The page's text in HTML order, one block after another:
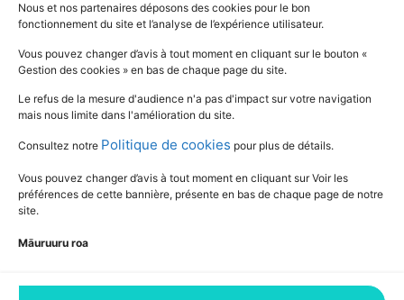
Nous et nos partenaires déposons des cookies pour le bon
fonctionnement du site et l’analyse de l’expérience utilisateur.
Vous pouvez changer d’avis à tout moment en cliquant sur le bouton «
Gestion des cookies » en bas de chaque page du site.
Le refus de la mesure d'audience n'a pas d'impact sur votre navigation
mais nous limite dans l'amélioration du site.
Consultez notre Politique de cookies pour plus de détails.
Vous pouvez changer d’avis à tout moment en cliquant sur Voir les
préférences de cette bannière, présente en bas de chaque page de notre
site.
Māuruuru roa
SUIVEZ L'ACTUALITÉ DE L'ÉDUCATION